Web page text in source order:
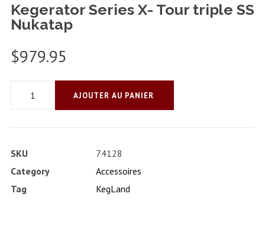
Kegerator Series X- Tour triple SS
Nukatap
$979.95
quantité
X-
Tour
triple
AJOUTER AU PANIER
SKU
74128
Category
Accessoires
Tag
KegLand